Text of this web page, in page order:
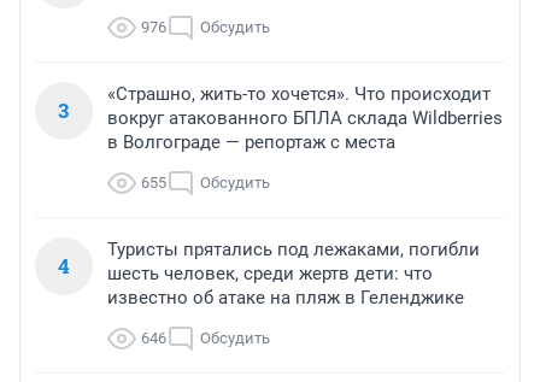
976 Обсудить
3
«Страшно, жить-то хочется». Что происходит
вокруг атакованного БПЛА склада Wildberries
в Волгограде — репортаж с места
655 Обсудить
4
Туристы прятались под лежаками, погибли
шесть человек, среди жертв дети: что
известно об атаке на пляж в Геленджике
646 Обсудить